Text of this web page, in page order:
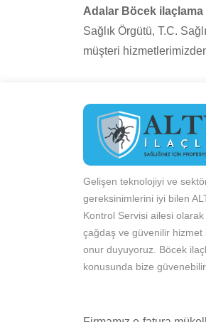
Adalar Böcek ilaçlama
Sağlık Örgütü, T.C.
müşteri
Gelişen teknolojiyi ve
gereksinimlerini iyi bilen
Kontrol Servisi ailesi olarak
çağdaş ve güvenilir hizmet
onur duyuyoruz. Böcek
konusunda bize